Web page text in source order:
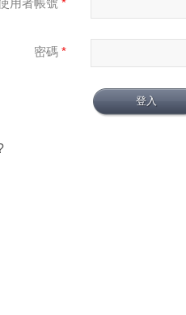
密碼 *